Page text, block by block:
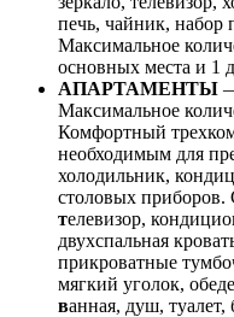
печь, чайник, набор
Максимальное
основных места и 1
АПАРТАМЕНТЫ
Максимальное
Комфортный
необходимым для
холодильник,
столовых
телевизор,
двухспальная
прикроватные
мягкий уголок,
ванная, душ, туалет,